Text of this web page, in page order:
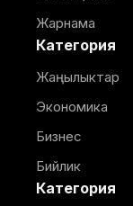
Жарнама
Категория
Жаңылыктар
Экономика
Бизнес
Бийлик
Категория